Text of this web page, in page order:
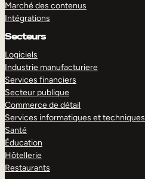
Marché des contenus
Intégrations
Secteurs
Logiciels
Industrie manufacturiere
Services financiers
Secteur publique
Commerce de détail
Services informatiques et techniques
Santé
Éducation
Hôtellerie
Restaurants